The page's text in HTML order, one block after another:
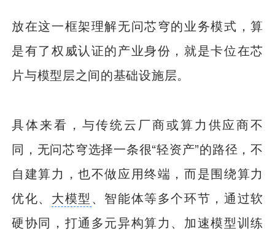
放在这一框架理解无问芯穹的业务模式，算
是有了权威认证的产业身份，就是卡位在芯
片与模型层之间的基础设施层。
具体来看，与传统云厂商或算力供应商不
同，无问芯穹选择一条很“轻资产”的路径，不
自建算力，也不做应用终端，而是围绕算力
优化、 大模型 、智能体等多个环节，通过软
硬协同，打通多元异构算力、加速模型训练